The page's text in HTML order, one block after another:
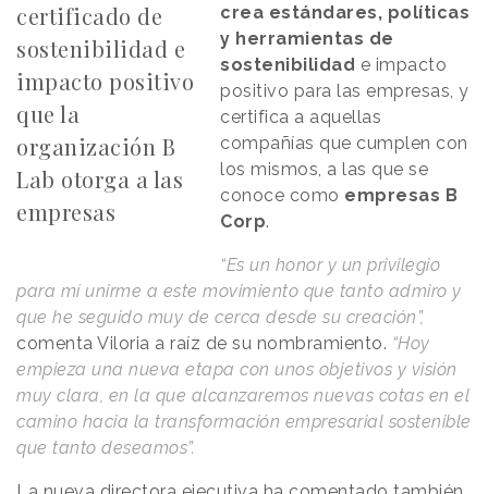
certificado de
sostenibilidad e
impacto positivo
que la
organización B
Lab otorga a las
empresas
crea estándares, políticas
y herramientas de
sostenibilidad e impacto
positivo para las empresas, y
certifica a aquellas
compañías que cumplen con
los mismos, a las que se
conoce como empresas B
Corp.
“Es un honor y un privilegio
para mí unirme a este movimiento que tanto admiro y
que he seguido muy de cerca desde su creación”,
comenta Viloria a raíz de su nombramiento. “Hoy
empieza una nueva etapa con unos objetivos y visión
muy clara, en la que alcanzaremos nuevas cotas en el
camino hacia la transformación empresarial sostenible
que tanto deseamos”.